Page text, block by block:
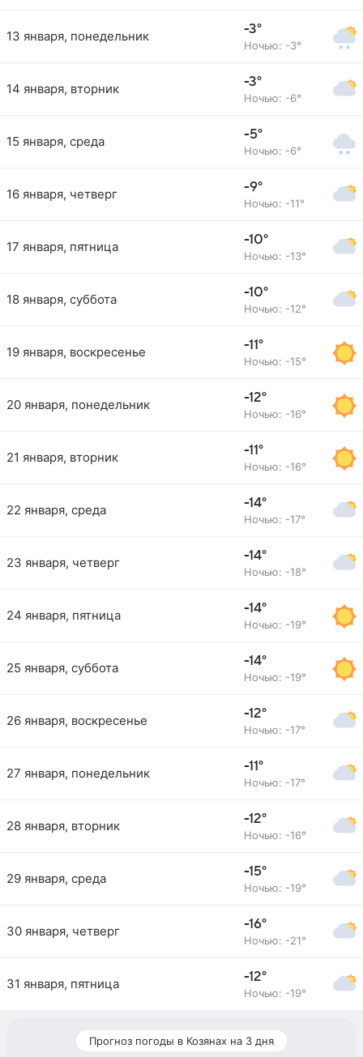
13 января, понедельник -3°
Ночью: -3°
14 января, вторник -3°
Ночью: -6°
15 января, среда -5°
Ночью: -6°
16 января, четверг -9°
Ночью: -11°
17 января, пятница -10°
Ночью: -13°
18 января, суббота -10°
Ночью: -12°
19 января, воскресенье -11°
Ночью: -15°
20 января, понедельник -12°
Ночью: -16°
21 января, вторник -11°
Ночью: -16°
22 января, среда -14°
Ночью: -17°
23 января, четверг -14°
Ночью: -18°
24 января, пятница -14°
Ночью: -19°
25 января, суббота -14°
Ночью: -19°
26 января, воскресенье -12°
Ночью: -17°
27 января, понедельник -11°
Ночью: -17°
28 января, вторник -12°
Ночью: -16°
29 января, среда -15°
Ночью: -19°
30 января, четверг -16°
Ночью: -21°
31 января, пятница -12°
Ночью: -19°
Прогноз погоды в Козянах на 3 дня